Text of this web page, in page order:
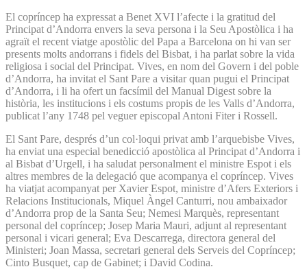
El copríncep ha expressat a Benet XVI l’afecte i la gratitud del
Principat d’Andorra envers la seva persona i la Seu Apostòlica i ha
agraït el recent viatge apostòlic del Papa a Barcelona on hi van ser
presents molts andorrans i fidels del Bisbat, i ha parlat sobre la vida
religiosa i social del Principat. Vives, en nom del Govern i del poble
d’Andorra, ha invitat el Sant Pare a visitar quan pugui el Principat
d’Andorra, i li ha ofert un facsímil del Manual Digest sobre la
història, les institucions i els costums propis de les Valls d’Andorra,
publicat l’any 1748 pel veguer episcopal Antoni Fiter i Rossell.
El Sant Pare, després d’un col·loqui privat amb l’arquebisbe Vives,
ha enviat una especial benedicció apostòlica al Principat d’Andorra i
al Bisbat d’Urgell, i ha saludat personalment el ministre Espot i els
altres membres de la delegació que acompanya el copríncep. Vives
ha viatjat acompanyat per Xavier Espot, ministre d’Afers Exteriors i
Relacions Institucionals, Miquel Àngel Canturri, nou ambaixador
d’Andorra prop de la Santa Seu; Nemesi Marquès, representant
personal del copríncep; Josep Maria Mauri, adjunt al representant
personal i vicari general; Eva Descarrega, directora general del
Ministeri; Joan Massa, secretari general dels Serveis del Copríncep;
Cinto Busquet, cap de Gabinet; i David Codina.